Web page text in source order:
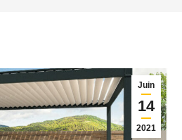
Juin
14
2021